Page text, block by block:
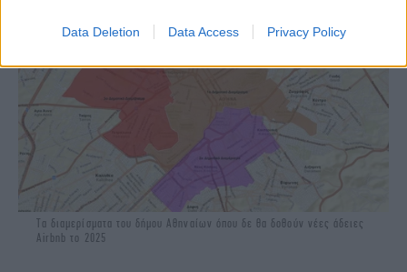
Data Deletion Data Access Privacy Policy
Τα διαμερίσματα του δήμου Αθηναίων όπου δε θα δοθούν νέες άδειες
Airbnb το 2025